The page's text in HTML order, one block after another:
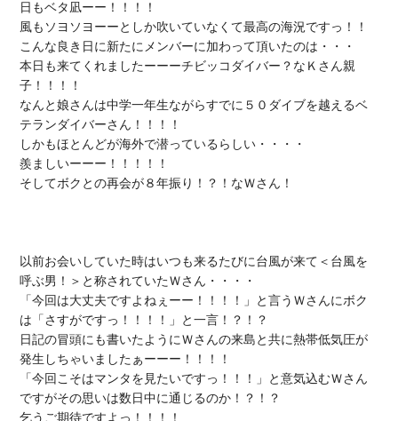
日もベタ凪ーー！！！！
風もソヨソヨーーとしか吹いていなくて最高の海況ですっ！！
こんな良き日に新たにメンバーに加わって頂いたのは・・・
本日も来てくれましたーーーチビッコダイバー？なＫさん親
子！！！！
なんと娘さんは中学一年生ながらすでに５０ダイブを越えるベ
テランダイバーさん！！！！
しかもほとんどが海外で潜っているらしい・・・・
羨ましいーーー！！！！！
そしてボクとの再会が８年振り！？！なＷさん！
以前お会いしていた時はいつも来るたびに台風が来て＜台風を
呼ぶ男！＞と称されていたＷさん・・・・
「今回は大丈夫ですよねぇーー！！！！」と言うＷさんにボク
は「さすがですっ！！！！」と一言！？！？
日記の冒頭にも書いたようにＷさんの来島と共に熱帯低気圧が
発生しちゃいましたぁーーー！！！！
「今回こそはマンタを見たいですっ！！！」と意気込むＷさん
ですがその思いは数日中に通じるのか！？！？
乞うご期待ですよっ！！！！